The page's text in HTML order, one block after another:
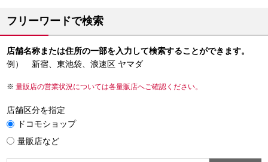
フリーワードで検索
店舗名称または住所の一部を入力して検索することができます。
例） 新宿、東池袋、浪速区 ヤマダ
量販店の営業状況については各量販店へご確認ください。
店舗区分を指定
ドコモショップ
量販店など